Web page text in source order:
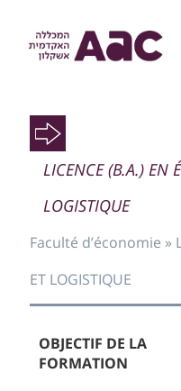
LICENCE (B.A.) EN
LOGISTIQUE
Faculté d’économie »
ET LOGISTIQUE
OBJECTIF DE LA
FORMATION